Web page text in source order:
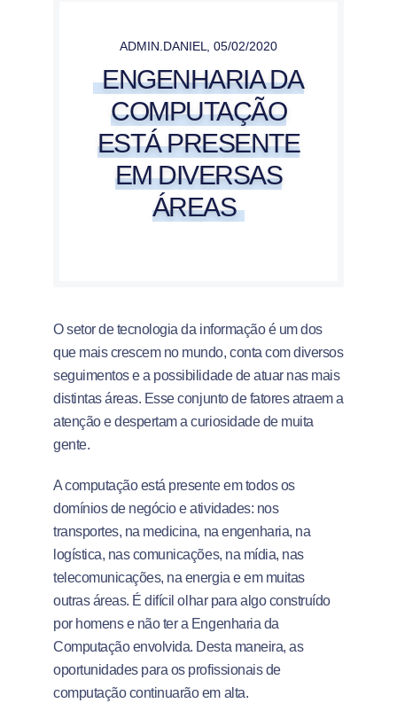
ADMIN.DANIEL ,05/02/2020
ENGENHARIA DA
COMPUTAÇÃO
ESTÁ PRESENTE
EM DIVERSAS
ÁREAS
O setor de tecnologia da informação é um dos
que mais crescem no mundo, conta com diversos
seguimentos e a possibilidade de atuar nas mais
distintas áreas. Esse conjunto de fatores atraem a
atenção e despertam a curiosidade de muita
gente.
A computação está presente em todos os
domínios de negócio e atividades: nos
transportes, na medicina, na engenharia, na
logística, nas comunicações, na mídia, nas
telecomunicações, na energia e em muitas
outras áreas. É difícil olhar para algo construído
por homens e não ter a Engenharia da
Computação envolvida. Desta maneira, as
oportunidades para os profissionais de
computação continuarão em alta.